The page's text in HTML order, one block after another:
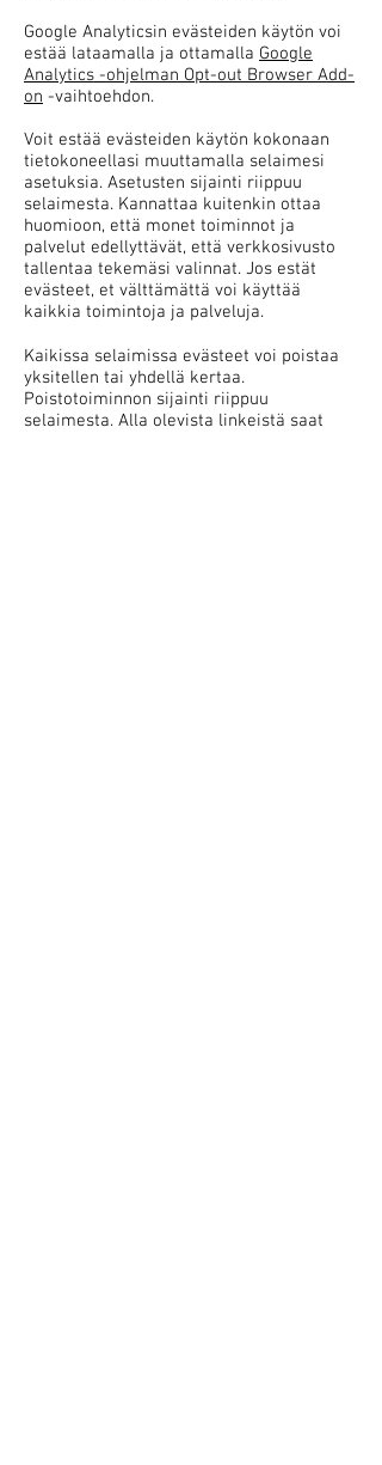
Google Analyticsin evästeiden käytön voi
estää lataamalla ja ottamalla Google
Analytics -ohjelman Opt-out Browser Add-
on -vaihtoehdon.
Voit estää evästeiden käytön kokonaan
tietokoneellasi muuttamalla selaimesi
asetuksia. Asetusten sijainti riippuu
selaimesta. Kannattaa kuitenkin ottaa
huomioon, että monet toiminnot ja
palvelut edellyttävät, että verkkosivusto
tallentaa tekemäsi valinnat. Jos estät
evästeet, et välttämättä voi käyttää
kaikkia toimintoja ja palveluja.
Kaikissa selaimissa evästeet voi poistaa
yksitellen tai yhdellä kertaa.
Poistotoiminnon sijainti riippuu
selaimesta. Alla olevista linkeistä saat